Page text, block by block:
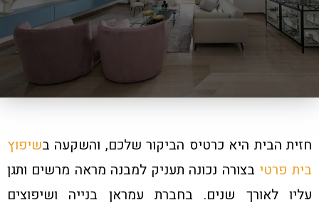
חזית הבית היא כרטיס הביקור שלכם, והשקעה בשיפוץ
בית פרטי בצורה נכונה תעניק למבנה מראה מרשים ותגן
עליו לאורך שנים. בחברת עמראן בנייה ושיפוצים